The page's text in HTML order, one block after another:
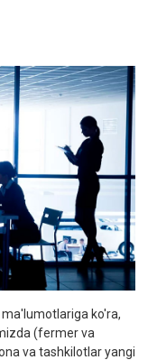
ko'ra,
(fermer va
va tashkilotlar yangi